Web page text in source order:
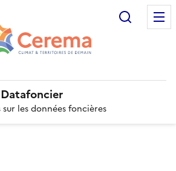
sur les données foncières